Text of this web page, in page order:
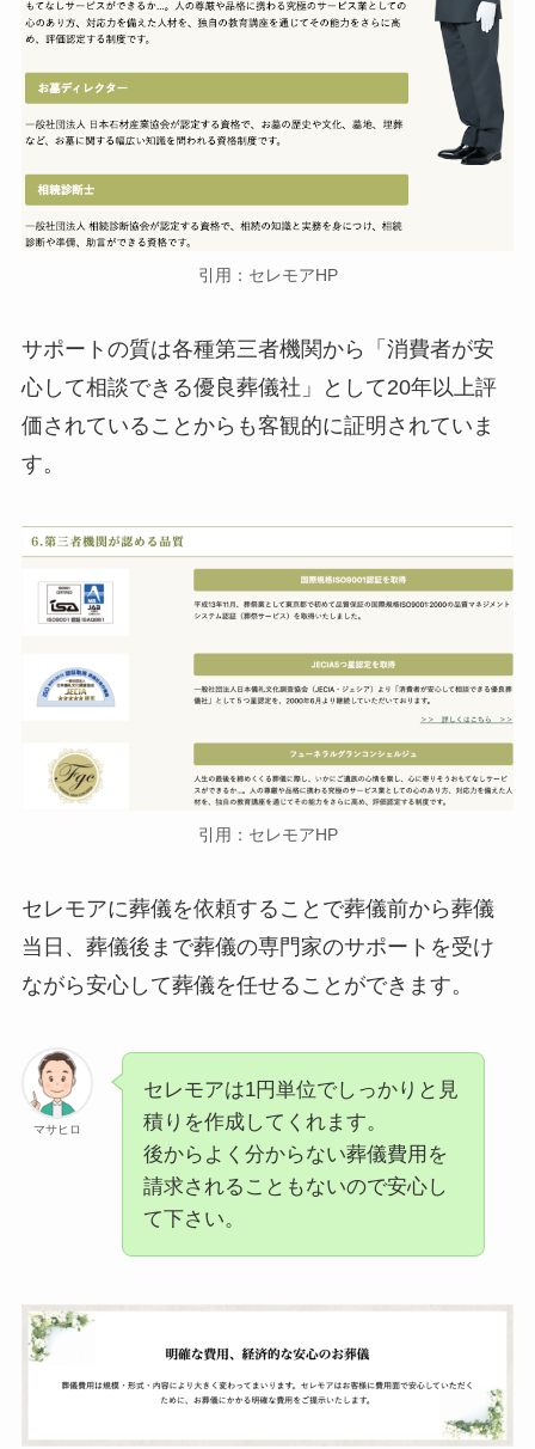
引用：セレモアHP
サポートの質は各種第三者機関から「消費者が安
心して相談できる優良葬儀社」として20年以上評
価されていることからも客観的に証明されていま
す。
引用：セレモアHP
セレモアに葬儀を依頼することで葬儀前から葬儀
当日、葬儀後まで葬儀の専門家のサポートを受け
ながら安心して葬儀を任せることができます。
マサヒロ
セレモアは1円単位でしっかりと見
積りを作成してくれます。
後からよく分からない葬儀費用を
請求されることもないので安心し
て下さい。